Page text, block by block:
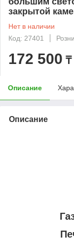
закрытой
Нет в наличии
Код: 27401
172 500 ₸
Описание
Описание